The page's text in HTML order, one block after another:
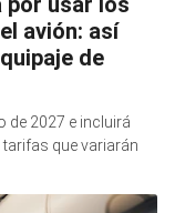
avión: así
de
de 2027 e incluirá
que variarán